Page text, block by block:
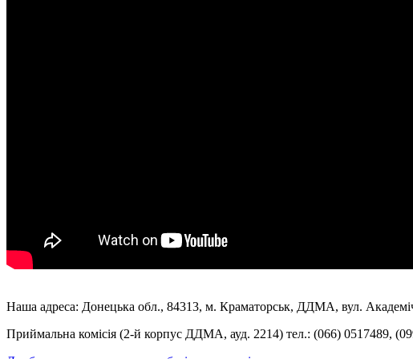
Наша адреса: Донецька обл., 84313, м. Краматорськ, ДДМА, вул.
Приймальна комісія (2-й корпус ДДМА, ауд. 2214) тел.: (066) 0517489,